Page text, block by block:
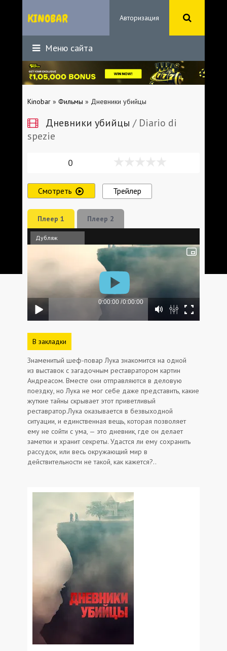
Авторизация
Меню сайта
Kinobar » Фильмы » Дневники убийцы
Дневники убийцы / Diario di
spezie
0
Смотреть Трейлер
Плеер 1 Плеер 2
Дубляж
В закладки
Знаменитый шеф-повар Лука знакомится на одной
из выставок c загадочным реставратором картин
Андреасом. Вместе они отправляются в деловую
поездку, но Лука не мог себе даже представить, какие
жуткие тайны скрывает этот приветливый
реставратор.Лука оказывается в безвыходной
ситуации, и единственная вещь, которая позволяет
ему не сойти с ума, — это дневник, где он делает
заметки и хранит секреты. Удастся ли ему сохранить
рассудок, или весь окружающий мир в
действительности не такой, как кажется?..